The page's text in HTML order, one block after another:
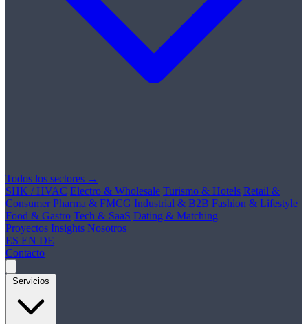
Todos los sectores →
SHK / HVAC Electro & Wholesale Turismo & Hotels Retail &
Consumer Pharma & FMCG Industrial & B2B Fashion & Lifestyle
Food & Gastro Tech & SaaS Dating & Matching
Proyectos Insights Nosotros
ES EN DE
Contacto
Servicios